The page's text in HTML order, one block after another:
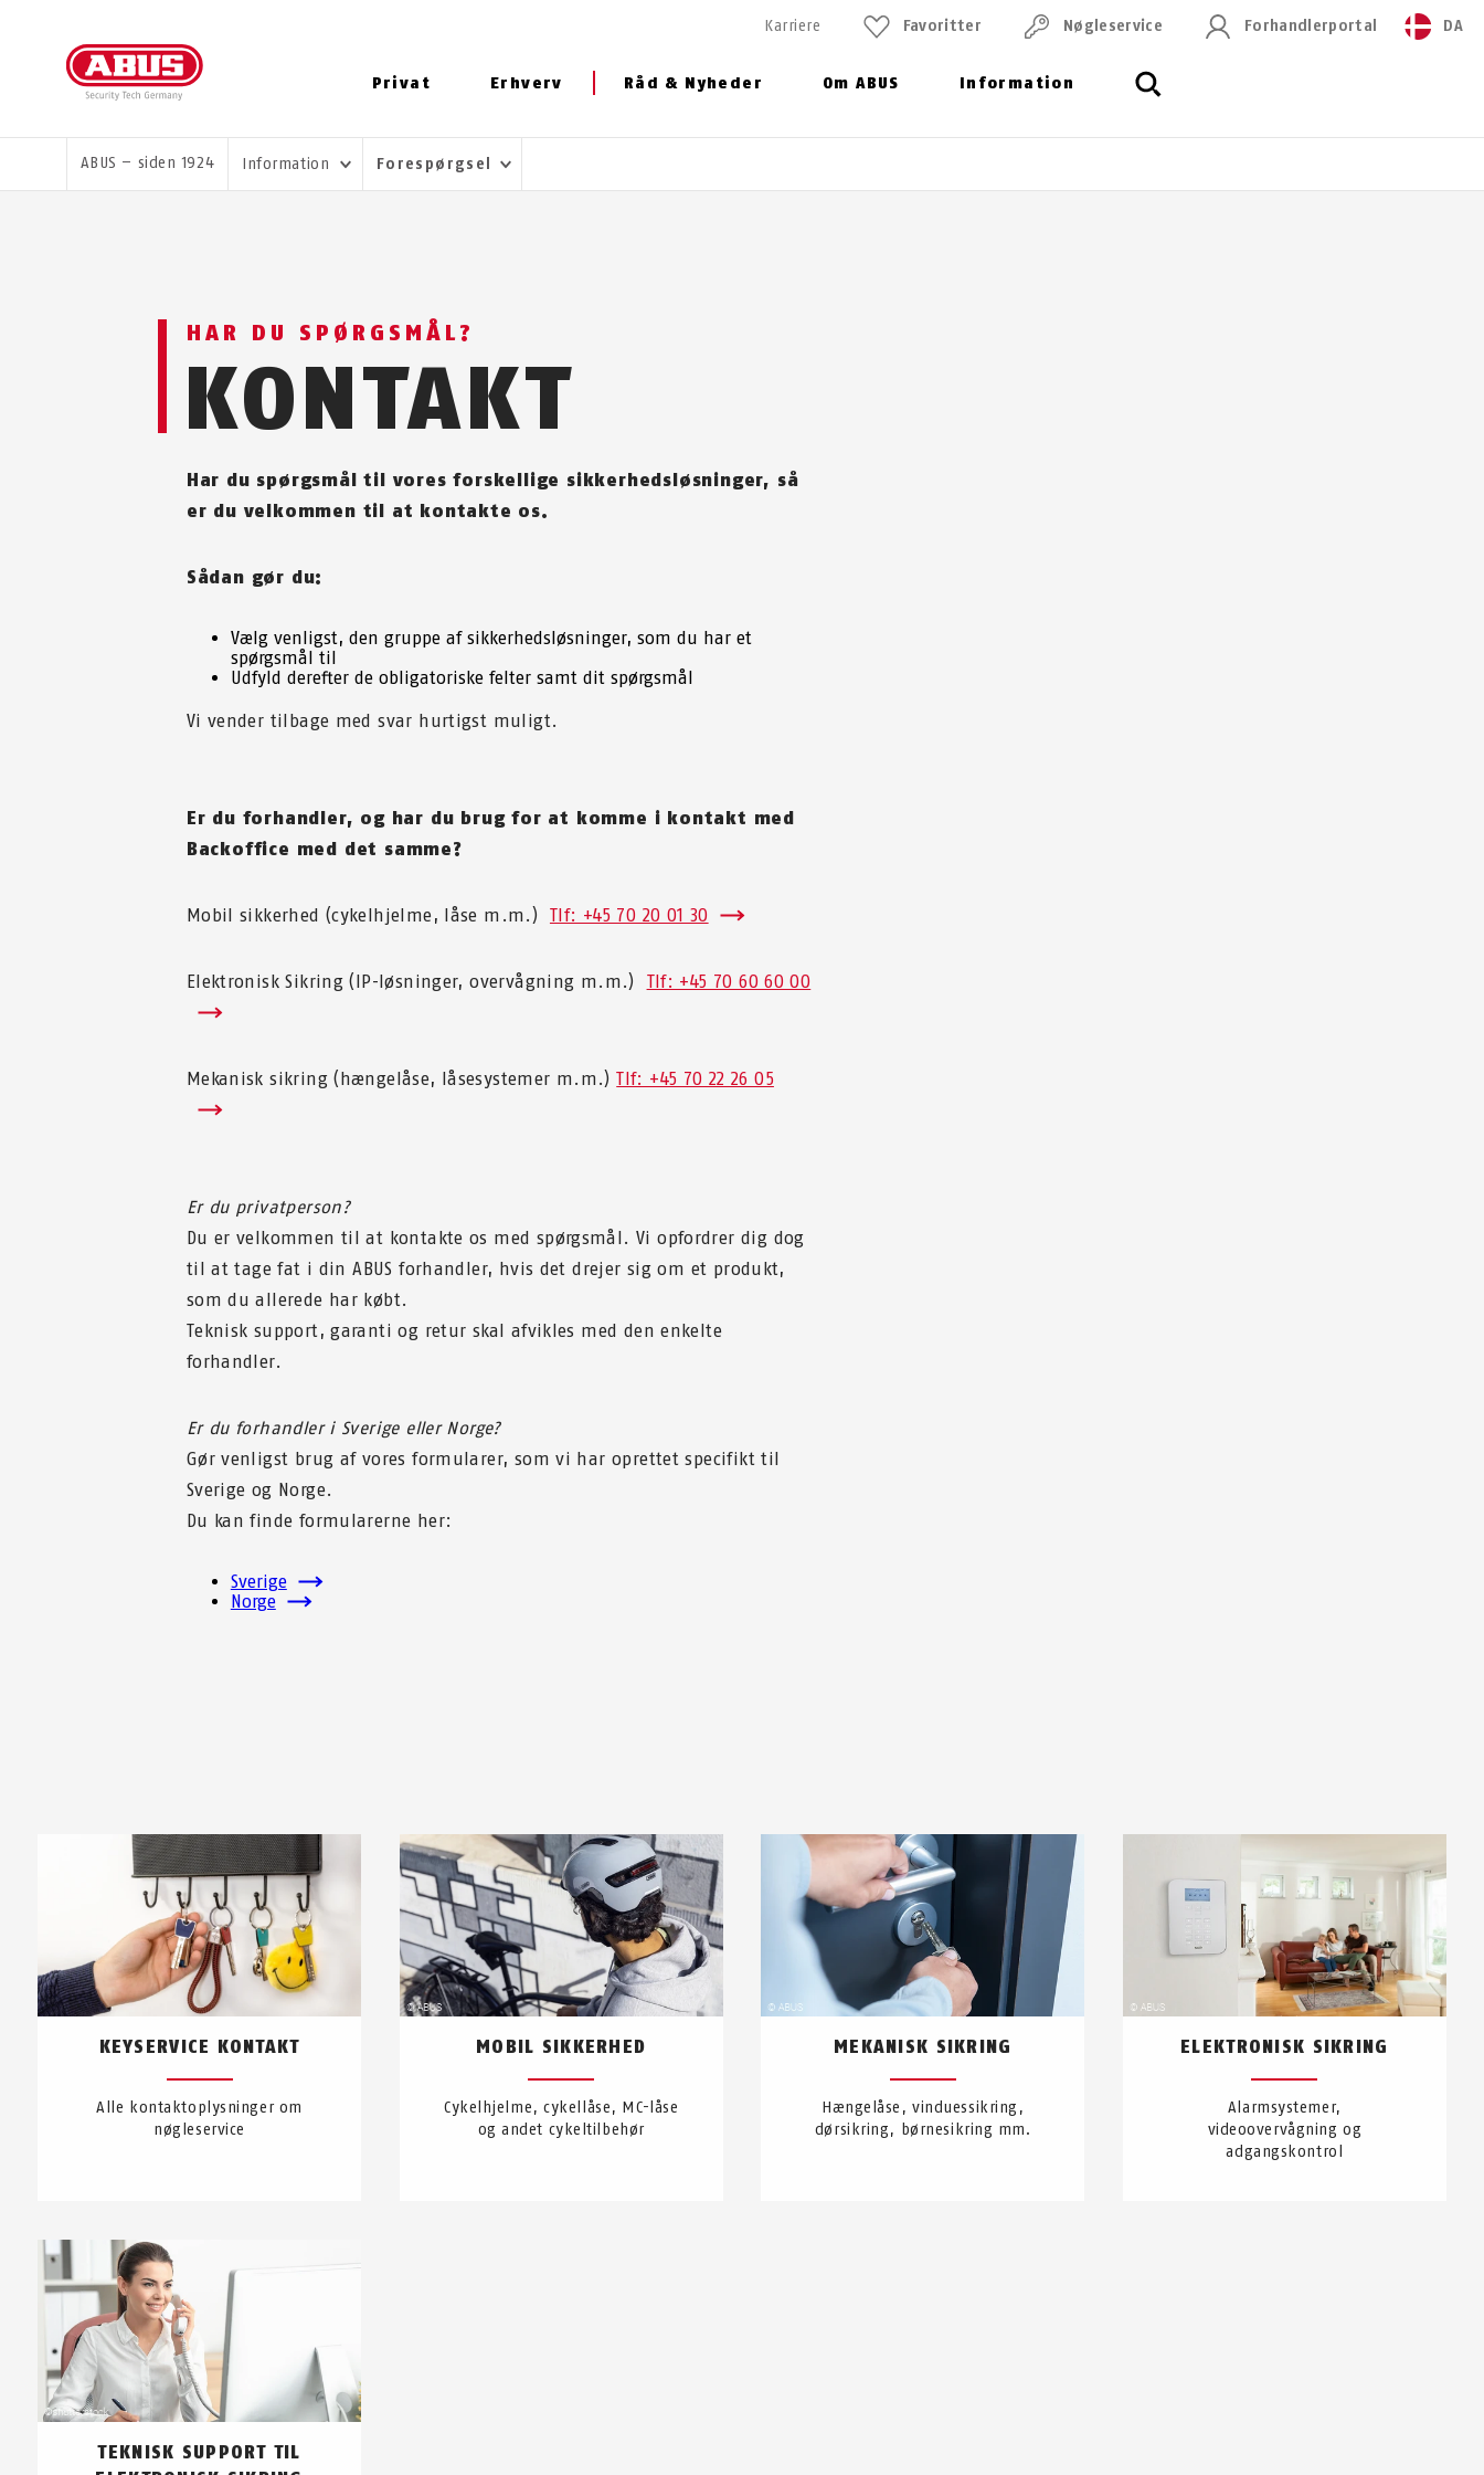
Privat Erhverv Råd & Nyheder Om ABUS Information
Karriere Favoritter Nøgleservice Forhandlerportal DA
DU ER HER:
ABUS – siden 1924 Information Forespørgsel
HAR DU SPØRGSMÅL?
KONTAKT
Har du spørgsmål til vores forskellige sikkerhedsløsninger, så
er du velkommen til at kontakte os.
Sådan gør du:
Vælg venligst, den gruppe af sikkerhedsløsninger, som du har et
spørgsmål til
Udfyld derefter de obligatoriske felter samt dit spørgsmål
Vi vender tilbage med svar hurtigst muligt.
Er du forhandler, og har du brug for at komme i kontakt med
Backoffice med det samme?
Mobil sikkerhed (cykelhjelme, låse m.m.) Tlf: +45 70 20 01 30
Elektronisk Sikring (IP-løsninger, overvågning m.m.) Tlf: +45 70 60 60 00
Mekanisk sikring (hængelåse, låsesystemer m.m.)Tlf: +45 70 22 26 05
Er du privatperson?
Du er velkommen til at kontakte os med spørgsmål. Vi opfordrer dig dog
til at tage fat i din ABUS forhandler, hvis det drejer sig om et produkt,
som du allerede har købt.
Teknisk support, garanti og retur skal afvikles med den enkelte
forhandler.
Er du forhandler i Sverige eller Norge?
Gør venligst brug af vores formularer, som vi har oprettet specifikt til
Sverige og Norge.
Du kan finde formularerne her:
Sverige
Norge
KEYSERVICE KONTAKT
Alle kontaktoplysninger om
nøgleservice
MOBIL SIKKERHED
Cykelhjelme, cykellåse, MC-låse
og andet cykeltilbehør
MEKANISK SIKRING
Hængelåse, vinduessikring,
dørsikring, børnesikring mm.
ELEKTRONISK SIKRING
Alarmsystemer,
videoovervågning og
adgangskontrol
TEKNISK SUPPORT TIL